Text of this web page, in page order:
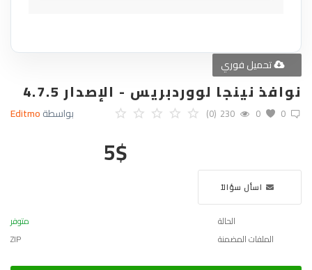
تحميل فوري
نوافذ نينجا لووردبريس - الإصدار 4.7.5
بواسطةEditmo 0
(0) 0
230
5$
اسأل سؤالاً
الحالة
متوفر
الملفات المضمنة
ZIP